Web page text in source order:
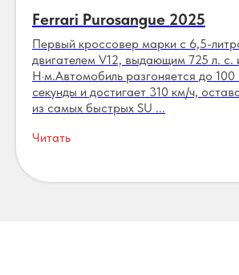
Ferrari Purosangue 2025
Первый кроссовер марки с 6,5-
двигателем V12, выдающим 725 л. с.
Н·м.Автомобиль разгоняется до
секунды и достигает 310 км/ч,
из самых быстрых SU ...
Читать